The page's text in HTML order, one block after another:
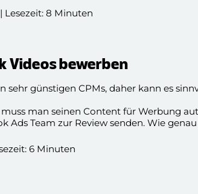
Lesezeit: 8 Minuten
Videos bewerben
sehr günstigen CPMs, daher kann es
man seinen Content für Werbung
Ads Team zur Review senden. Wie
6 Minuten